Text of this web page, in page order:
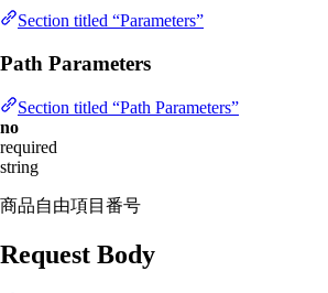
Section titled “Parameters”
Path Parameters
Section titled “Path Parameters”
no
required
string
商品自由項目番号
Request Body